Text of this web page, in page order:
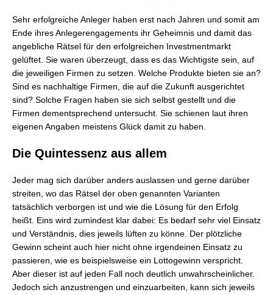
Sehr erfolgreiche Anleger haben erst nach Jahren und somit am
Ende ihres Anlegerengagements ihr Geheimnis und damit das
angebliche Rätsel für den erfolgreichen Investmentmarkt
gelüftet. Sie waren überzeugt, dass es das Wichtigste sein, auf
die jeweiligen Firmen zu setzen. Welche Produkte bieten sie an?
Sind es nachhaltige Firmen, die auf die Zukunft ausgerichtet
sind? Solche Fragen haben sie sich selbst gestellt und die
Firmen dementsprechend untersucht. Sie schienen laut ihren
eigenen Angaben meistens Glück damit zu haben.
Die Quintessenz aus allem
Jeder mag sich darüber anders auslassen und gerne darüber
streiten, wo das Rätsel der oben genannten Varianten
tatsächlich verborgen ist und wie die Lösung für den Erfolg
heißt. Eins wird zumindest klar dabei: Es bedarf sehr viel Einsatz
und Verständnis, dies jeweils lüften zu könne. Der plötzliche
Gewinn scheint auch hier nicht ohne irgendeinen Einsatz zu
passieren, wie es beispielsweise ein Lottogewinn verspricht.
Aber dieser ist auf jeden Fall noch deutlich unwahrscheinlicher.
Jedoch sich anzustrengen und einzuarbeiten, kann sich jeweils